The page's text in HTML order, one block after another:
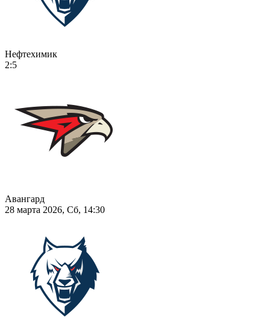
Нефтехимик
2:5
Авангард
28 марта 2026, Сб, 14:30